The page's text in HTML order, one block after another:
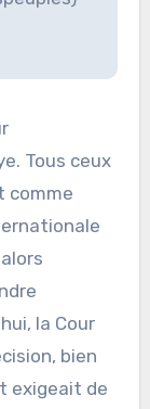
Tous ceux
comme
la Cour
bien
exigeait de